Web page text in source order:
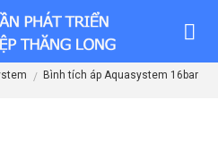
/ Bình tích áp Aquasystem 16bar